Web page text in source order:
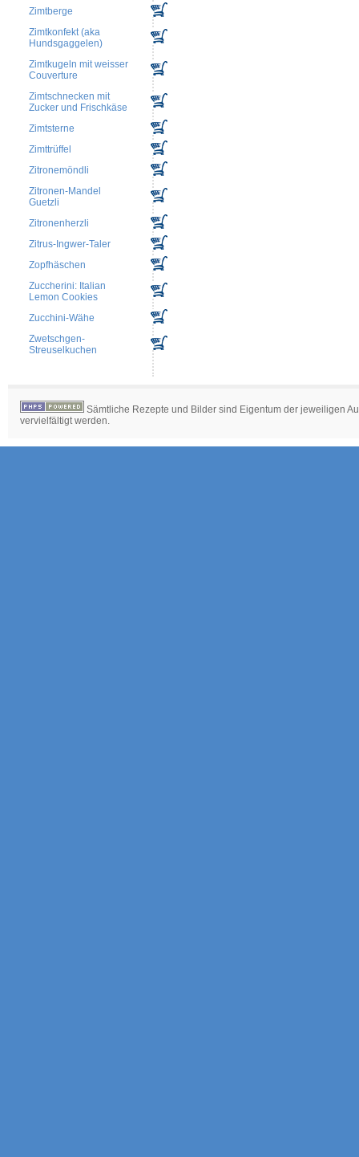
Zimtberge
Zimtkonfekt (aka
Hundsgaggelen)
Zimtkugeln mit weisser
Couverture
Zimtschnecken mit
Zucker und Frischkäse
Zimtsterne
Zimttrüffel
Zitronemöndli
Zitronen-Mandel
Guetzli
Zitronenherzli
Zitrus-Ingwer-Taler
Zopfhäschen
Zuccherini: Italian
Lemon Cookies
Zucchini-Wähe
Zwetschgen-
Streuselkuchen
Sämtliche Rezepte und Bilder sind Eigentum der jeweiligen
vervielfältigt werden.